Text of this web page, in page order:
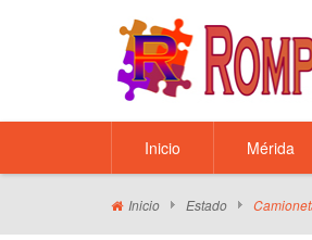
Inicio Mérida
Inicio Estado